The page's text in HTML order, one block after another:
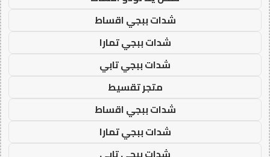
شدات ببجي اقساط
شدات ببجي تمارا
شدات ببجي تابي
متجر تقسيط
شدات ببجي اقساط
شدات ببجي تمارا